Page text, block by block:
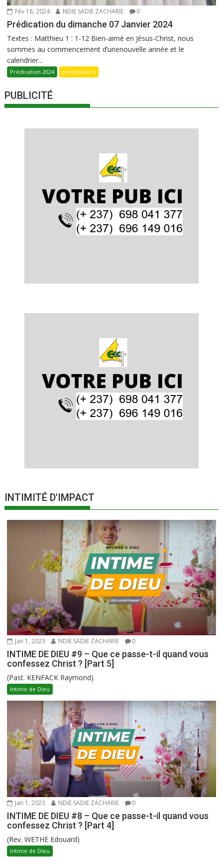
Fév 18, 2024 NDIE SADIE ZACHARIE 0
Prédication du dimanche 07 Janvier 2024
Textes : Matthieu 1 : 1-12 Bien-aimé en Jésus-Christ, nous
sommes au commencement d’unenouvelle année et le
calendrier...
Prédication 2024 prédications
PUBLICITÉ
INTIMITÉ D'IMPACT
Jan 1, 2023 NDIE SADIE ZACHARIE 0
INTIME DE DIEU #9 – Que ce passe-t-il quand vous
confessez Christ ? [Part 5]
(Past. KENFACK Raymond)
Intime de DIeu
Jan 1, 2023 NDIE SADIE ZACHARIE 0
INTIME DE DIEU #8 – Que ce passe-t-il quand vous
confessez Christ ? [Part 4]
(Rev. WETHE Edouard)
Intime de DIeu